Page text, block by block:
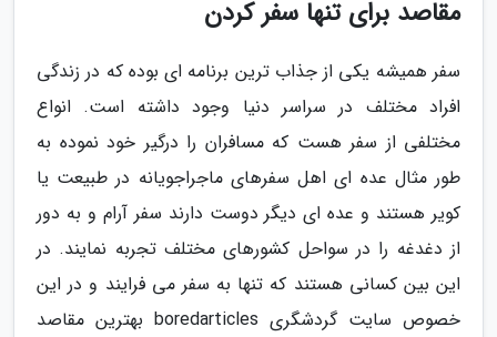
مقاصد برای تنها سفر کردن
سفر همیشه یکی از جذاب ترین برنامه ای بوده که در زندگی
افراد مختلف در سراسر دنیا وجود داشته است. انواع
مختلفی از سفر هست که مسافران را درگیر خود نموده به
طور مثال عده ای اهل سفرهای ماجراجویانه در طبیعت یا
کویر هستند و عده ای دیگر دوست دارند سفر آرام و به دور
از دغدغه را در سواحل کشورهای مختلف تجربه نمایند. در
این بین کسانی هستند که تنها به سفر می فرایند و در این
خصوص سایت گردشگری boredarticles بهترین مقاصد